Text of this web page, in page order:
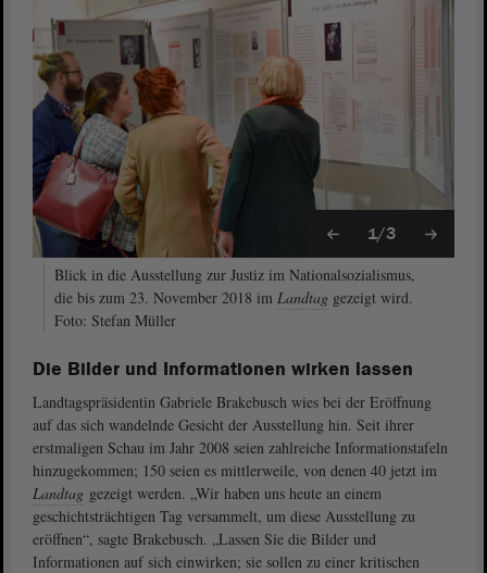
1/3
Blick in die Ausstellung zur Justiz im Nationalsozialismus,
die bis zum 23. November 2018 im Landtag gezeigt wird.
Foto: Stefan Müller
Die Bilder und Informationen wirken lassen
Landtagspräsidentin Gabriele Brakebusch wies bei der Eröffnung
auf das sich wandelnde Gesicht der Ausstellung hin. Seit ihrer
erstmaligen Schau im Jahr 2008 seien zahlreiche Informationstafeln
hinzugekommen; 150 seien es mittlerweile, von denen 40 jetzt im
Landtag gezeigt werden. „Wir haben uns heute an einem
geschichtsträchtigen Tag versammelt, um diese Ausstellung zu
eröffnen“, sagte Brakebusch. „Lassen Sie die Bilder und
Informationen auf sich einwirken; sie sollen zu einer kritischen